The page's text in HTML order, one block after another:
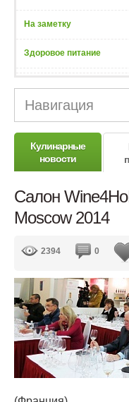
На заметку
Здоровое питание
Навигация
Кулинарные
новости
Салон
Moscow 2014
2394 0